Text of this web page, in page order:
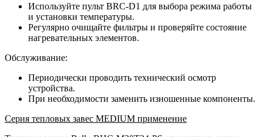
Используйте пульт BRC-D1 для выбора режима работы
и установки температуры.
Регулярно очищайте фильтры и проверяйте состояние
нагревательных элементов.
Обслуживание:
Периодически проводить технический осмотр
устройства.
При необходимости заменить изношенные компоненты.
Серия тепловых завес MEDIUM применение